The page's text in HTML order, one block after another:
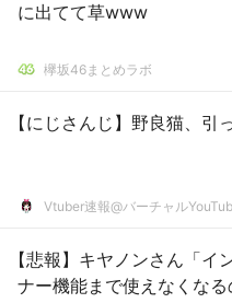
に出てて草www
欅坂46まとめラボ
【にじさんじ】野良猫、引
Vtuber速報@バーチャル
【悲報】キヤノンさん「
ナー機能まで使えなくな